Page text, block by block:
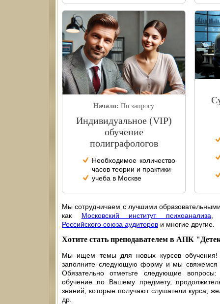
Начало: По запросу
Индивидуальное (VIP)
обучение
полиграфологов
Необходимое количество
часов теории и практики
учеба в Москве
Мы сотрудничаем с лучшими
как Московский институт психоанализа
Российского союза аудиторов и многие другие.
Хотите стать преподавателем в АПК
Мы ищем темы для новых курсов обучения!
заполните следующую форму и мы свяжемся
Обязательно отметьте следующие
обучение по Вашему предмету,
знаний, которые получают слушатели курса,
др.